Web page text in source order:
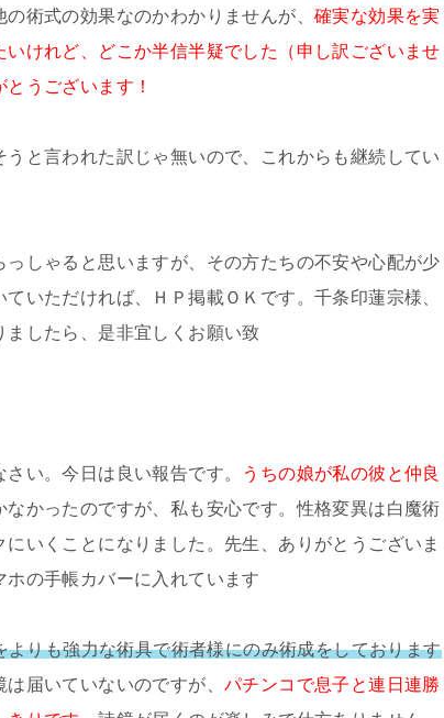
術式の効果なのかわかりませんが、 確実な効果を実
けれど、どこか半信半疑でした（申し訳ございませ
うございます！
と言われた訳じゃ無いので、これからも継続してい
しゃると思いますが、その方たちの不安や心配が少
いただければ、ＨＰ掲載ＯＫです。千条印蓮宗様、
したら、是非宜しくお願い致
い。今日は良い報告です。
うちの娘が私の彼と仲良
なかったのですが、私も安心です。性格変異は白魔術
いくことになりました。先生、ありがとうございま
の手帳カバーに入れています
強力な術具で術者様にのみ術成をしております
届いていないのですが、 パチンコで息子と連日連勝